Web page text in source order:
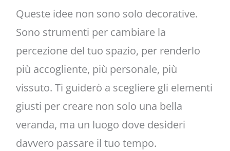
Queste idee non sono solo decorative.
Sono strumenti per cambiare la
percezione del tuo spazio, per renderlo
più accogliente, più personale, più
vissuto. Ti guiderò a scegliere gli elementi
giusti per creare non solo una bella
veranda, ma un luogo dove desideri
davvero passare il tuo tempo.